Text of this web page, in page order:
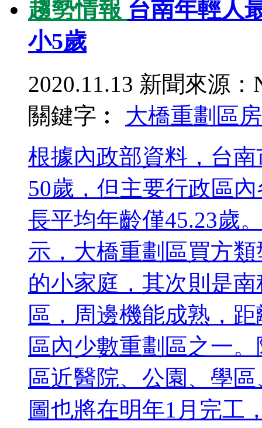
趨勢情報 台南年輕人
小5歲
2020.11.13 新聞來源：
關鍵字︰ 大橋重劃區
根據內政部資料，台
50歲，但主要行政區
長平均年齡僅45.23歲
示，大橋重劃區買方
的小家庭，其次則是
區，周邊機能成熟，
區內少數重劃區之一
區近醫院、公園、學
圖也將在明年1月完工